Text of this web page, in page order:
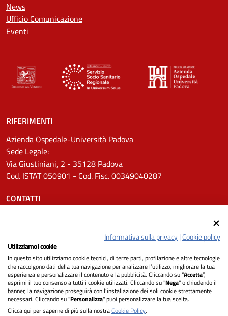
News
Ufficio Comunicazione
Eventi
RIFERIMENTI
Azienda Ospedale-Università Padova
Sede Legale:
Via Giustiniani, 2 - 35128 Padova
Cod. ISTAT 050901 - Cod. Fisc. 00349040287
CONTATTI
Pec: protocollo.aopd@pecveneto.it
SEGUICI SU
Privacy
Informativa sulla privacy|Cookie policy
Utilizziamo i cookie
In questo sito utilizziamo cookie tecnici, di terze parti, profilazione e altre tecnologie
che raccolgono dati della tua navigazione per analizzare l’utilizzo, migliorare la tua
esperienza e personalizzare il contenuto e la pubblicità. Cliccando su “Accetta”,
esprimi il tuo consenso a tutti i cookie utilizzati. Cliccando su "Nega" o chiudendo il
banner, la navigazione proseguirà con l’installazione dei soli cookie strettamente
necessari. Cliccando su "Personalizza" puoi personalizzare la tua scelta.
Clicca qui per saperne di più sulla nostraCookie Policy.